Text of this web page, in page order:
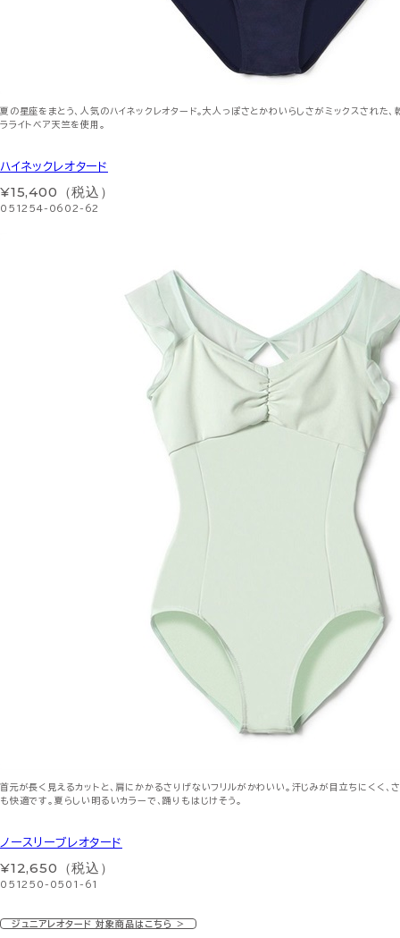
夏の星座をまとう、人気のハイネックレオタード。大人っぽさとかわいらしさがミックスされた
ラライトベア天竺を使用。
ハイネックレオタード
¥15,400（税込）
051254-0602-62
首元が長く見えるカットと、肩にかかるさりげないフリルがかわいい。汗じみが目立ちにくく、
も快適です。夏らしい明るいカラーで、踊りもはじけそう。
ノースリーブレオタード
¥12,650（税込）
051250-0501-61
ジュニアレオタード 対象商品はこちら ＞